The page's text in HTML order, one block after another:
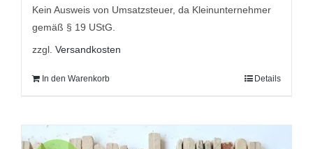
9,95 €
5,95 €.
Kein Ausweis von Umsatzsteuer, da Kleinunternehmer
gemäß § 19 UStG.
zzgl. Versandkosten
In den Warenkorb Details